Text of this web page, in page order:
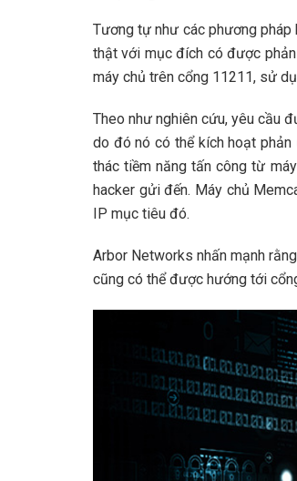
Tương tự như các phương
thật với mục đích có được
máy chủ trên cổng 11211, sử
Theo như nghiên cứu, yêu cầu
do đó nó có thể kích hoạt phản
thác tiềm năng tấn công từ
hacker gửi đến. Máy chủ
IP mục tiêu đó.
Arbor Networks nhấn mạnh
cũng có thể được hướng tới